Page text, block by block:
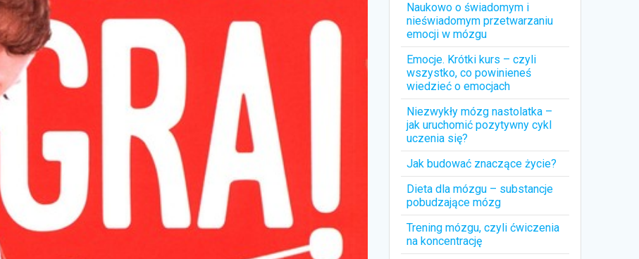
Naukowo o świadomym i
nieświadomym przetwarzaniu
emocji w mózgu
Emocje. Krótki kurs – czyli
wszystko, co powinieneś
wiedzieć o emocjach
Niezwykły mózg nastolatka –
jak uruchomić pozytywny cykl
uczenia się?
Jak budować znaczące życie?
Dieta dla mózgu – substancje
pobudzające mózg
Trening mózgu, czyli ćwiczenia
na koncentrację